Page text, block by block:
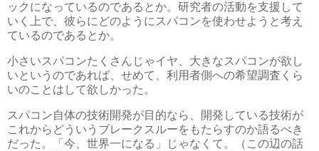
ックになっているのであるとか。研究者の活動を支援して
いく上で、彼らにどのようにスパコンを使わせようと考え
ているのであるとか。
小さいスパコンたくさんじゃイヤ、大きなスパコンが欲し
いというのであれば、せめて、利用者側への希望調査くら
いのことはして欲しかった。
スパコン自体の技術開発が目的なら、開発している技術が
これからどういうブレークスルーをもたらすのか語るべき
だった。「今、世界一になる」じゃなくて。（この辺の話